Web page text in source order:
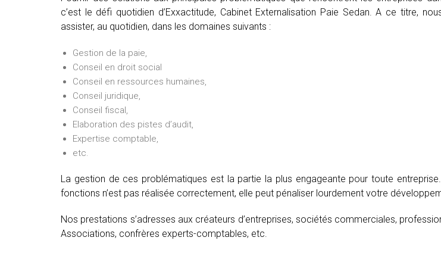
c’est le défi quotidien d’Exxactitude, Cabinet Externalisation Paie Sedan. A ce titre,
assister, au quotidien, dans les domaines suivants :
Gestion de la paie,
Conseil en droit social
Conseil en ressources humaines,
Conseil juridique,
Conseil fiscal,
Elaboration des pistes d’audit,
Expertise comptable,
etc.
La gestion de ces problématiques est la partie la plus engageante pour toute
fonctions n’est pas réalisée correctement, elle peut pénaliser lourdement votre
Nos prestations s’adresses aux créateurs d’entreprises, sociétés commerciales,
Associations, confrères experts-comptables, etc.